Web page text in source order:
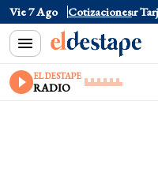
Vie 7 Ago Cotizaciones
Oficial $1520 Dólar Tarjeta
EL DESTAPE
RADIO